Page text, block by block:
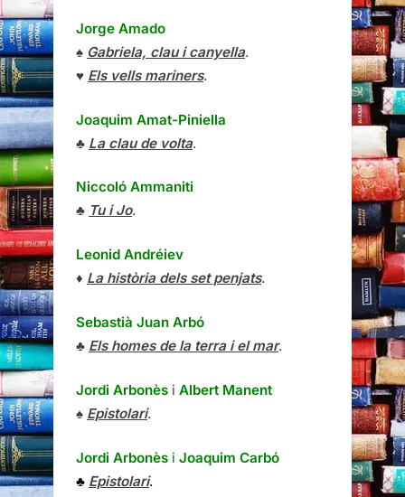
Jorge Amado
♠ Gabriela, clau i canyella.
♥ Els vells mariners.
Joaquim Amat-Piniella
♣ La clau de volta.
Niccoló Ammaniti
♣ Tu i Jo.
Leonid Andréiev
♦ La història dels set penjats.
Sebastià Juan Arbó
♣ Els homes de la terra i el mar.
Jordi Arbonès i Albert Manent
♠ Epistolari.
Jordi Arbonès i Joaquim Carbó
♣ Epistolari.